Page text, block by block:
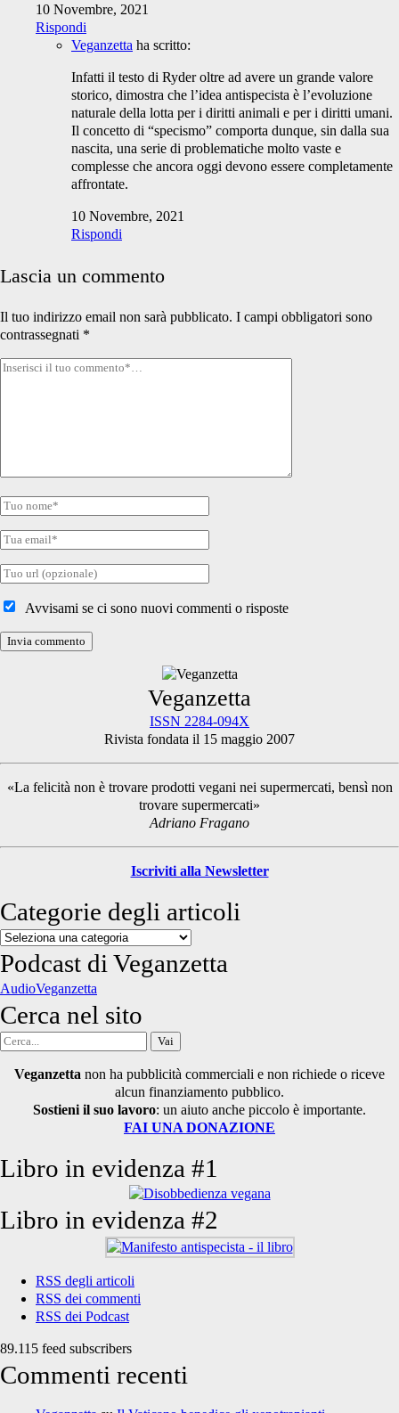
10 Novembre, 2021
Rispondi
Veganzetta ha scritto:
Infatti il testo di Ryder oltre ad avere un grande valore
storico, dimostra che l’idea antispecista è l’evoluzione
naturale della lotta per i diritti animali e per i diritti umani.
Il concetto di “specismo” comporta dunque, sin dalla sua
nascita, una serie di problematiche molto vaste e
complesse che ancora oggi devono essere completamente
affrontate.
10 Novembre, 2021
Rispondi
Lascia un commento
Il tuo indirizzo email non sarà pubblicato. I campi obbligatori sono
contrassegnati *
Tuo
Tuo
Tua
Tuo
internetAvvisami se ci sono nuovi commenti o risposte
Sidebar
Veganzetta
ISSN 2284-094X
Rivista fondata il 15 maggio 2007
«La felicità non è trovare prodotti vegani nei supermercati, bensì non
trovare supermercati»
Adriano Fragano
Iscriviti alla Newsletter
Categorie degli articoli
Categorie
degli
articoli
Podcast di Veganzetta
AudioVeganzetta
Cerca nel sito
Cerca
Veganzetta non ha pubblicità commerciali e non richiede o riceve
alcun finanziamento pubblico.
Sostieni il suo lavoro: un aiuto anche piccolo è importante.
FAI UNA DONAZIONE
Libro in evidenza #1
Libro in evidenza #2
RSS degli articoli
RSS dei commenti
RSS dei Podcast
89.115 feed subscribers
Commenti recenti